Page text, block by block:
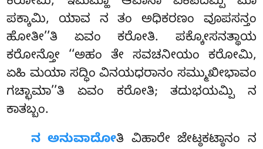
ಪಕ್ಕಾಮಿ, ಯಾವ ನ ತಂ ಅಧಿಕರಣಂ ವೂಪಸನ್ತಂ
ಹೋತೀ’’ತಿ ಏವಂ ಕರೋತಿ. ಪಕ್ಕೋಸನತ್ಥಾಯ
ಕರೋನ್ತೋ ‘‘ಅಹಂ ತೇ ಸವಚನೀಯಂ ಕರೋಮಿ,
ಏಹಿ ಮಯಾ ಸದ್ಧಿಂ ವಿನಯಧರಾನಂ ಸಮ್ಮುಖೀಭಾವಂ
ಗಚ್ಛಾಮಾ’’ತಿ ಏವಂ ಕರೋತಿ; ತದುಭಯಮ್ಪಿ ನ
ಕಾತಬ್ಬಂ.
ನ ಅನುವಾದೋತಿ ವಿಹಾರೇ ಜೇಟ್ಠಕಟ್ಠಾನಂ ನ